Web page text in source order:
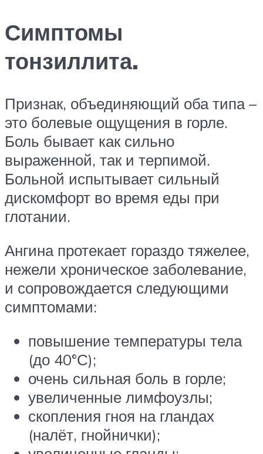
Симптомы
тонзиллита.
Признак, объединяющий оба типа –
это болевые ощущения в горле.
Боль бывает как сильно
выраженной, так и терпимой.
Больной испытывает сильный
дискомфорт во время еды при
глотании.
Ангина протекает гораздо тяжелее,
нежели хроническое заболевание,
и сопровождается следующими
симптомами:
повышение температуры тела
(до 40°С);
очень сильная боль в горле;
увеличенные лимфоузлы;
скопления гноя на гландах
(налёт, гнойнички);